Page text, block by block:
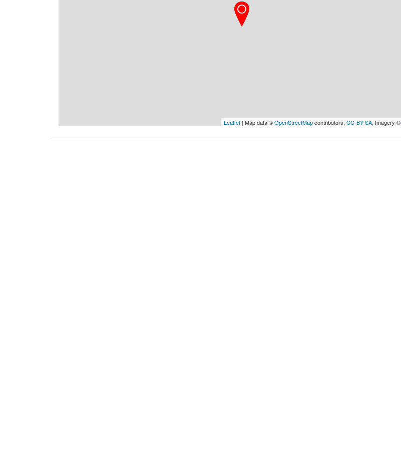
Leaflet | Map data ©OpenStreetMapcontributors, CC-BY-SA, Imagery ©